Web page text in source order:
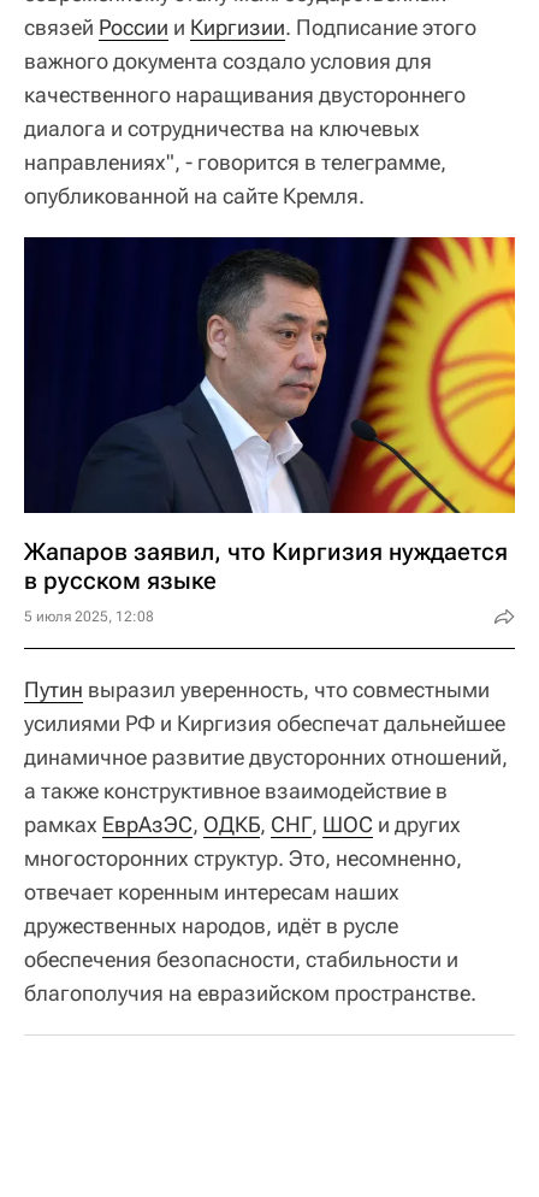
связей России и Киргизии. Подписание этого
важного документа создало условия для
качественного наращивания двустороннего
диалога и сотрудничества на ключевых
направлениях", - говорится в телеграмме,
опубликованной на сайте Кремля.
Жапаров заявил, что Киргизия нуждается
в русском языке
5 июля 2025, 12:08
Путин выразил уверенность, что совместными
усилиями РФ и Киргизия обеспечат дальнейшее
динамичное развитие двусторонних отношений,
а также конструктивное взаимодействие в
рамках ЕврАзЭС, ОДКБ, СНГ, ШОС и других
многосторонних структур. Это, несомненно,
отвечает коренным интересам наших
дружественных народов, идёт в русле
обеспечения безопасности, стабильности и
благополучия на евразийском пространстве.